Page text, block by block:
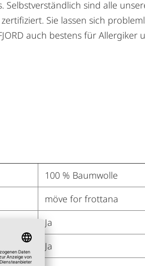
sind alle
Sie lassen sich
auch bestens für Allergiker
100 % Baumwolle
möve for frottana
Ja
Ja